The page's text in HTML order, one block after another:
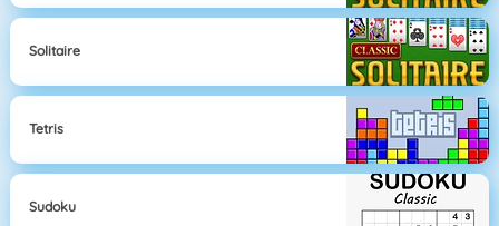
Solitaire
Tetris
Sudoku